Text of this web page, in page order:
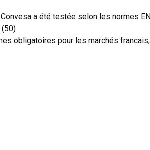
a été testée selon les normes
obligatoires pour les marchés